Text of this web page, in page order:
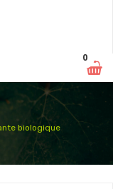
0
biologique